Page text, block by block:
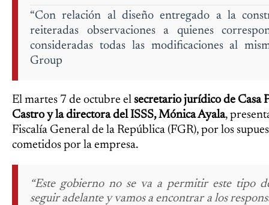
“Con relación al diseño entregado a la
reiteradas observaciones a quienes
consideradas todas las modificaciones al
Group
El martes 7 de octubre el secretario jurídico de Casa
Castro y la directora del ISSS, Mónica Ayala,
Fiscalía General de la República (FGR), por los
cometidos por la empresa.
“Este gobierno no se va a permitir este tipo
seguir adelante y vamos a encontrar a los